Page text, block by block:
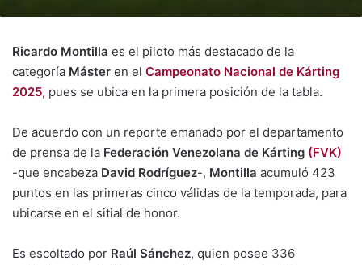
Ricardo Montilla es el piloto más destacado de la
categoría Máster en el Campeonato Nacional de Kárting
2025, pues se ubica en la primera posición de la tabla.
De acuerdo con un reporte emanado por el departamento
de prensa de la Federación Venezolana de Kárting (FVK)
-que encabeza David Rodríguez-, Montilla acumuló 423
puntos en las primeras cinco válidas de la temporada, para
ubicarse en el sitial de honor.
Es escoltado por Raúl Sánchez, quien posee 336